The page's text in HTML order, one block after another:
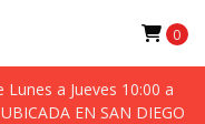
Lunes a Jueves 10:00 a
EN SAN DIEGO
0